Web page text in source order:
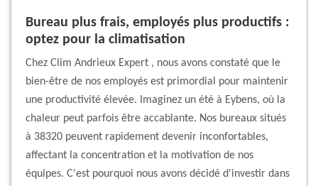
Bureau plus frais, employés plus productifs :
optez pour la climatisation
Chez Clim Andrieux Expert , nous avons constaté que le
bien-être de nos employés est primordial pour maintenir
une productivité élevée. Imaginez un été à Eybens, où la
chaleur peut parfois être accablante. Nos bureaux situés
à 38320 peuvent rapidement devenir inconfortables,
affectant la concentration et la motivation de nos
équipes. C'est pourquoi nous avons décidé d'investir dans